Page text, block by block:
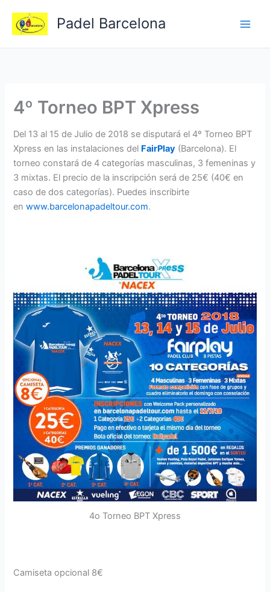
contenido
Padel Barcelona
4º Torneo BPT Xpress
Del 13 al 15 de Julio de 2018 se disputará el 4º Torneo BPT
Xpress en las instalaciones del FairPlay (Barcelona). El
torneo constará de 4 categorías masculinas, 3 femeninas y
3 mixtas. El precio de la inscripción será de 25€ (40€ en
caso de dos categorías). Puedes inscribirte
enwww.barcelonapadeltour.com.
4o Torneo BPT Xpress
Camiseta opcional 8€